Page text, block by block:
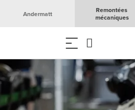
Andermatt
Remontées
mécaniques